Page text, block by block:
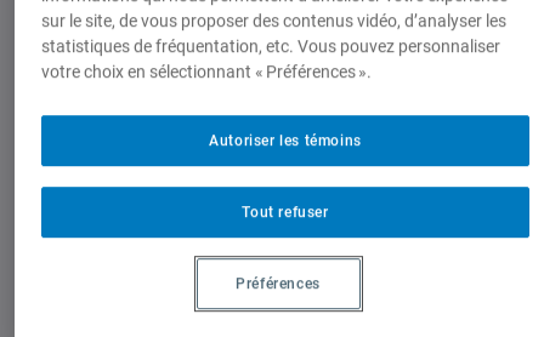
Le journalisme contemporain face au
raz-de-marée de la désinformation en
Regards de l'IEIM - Zora Ait El Machkouri est candidate
au doctorat en communication, 19 janvier 2026
sur le site, de vous proposer des contenus vidéo, d’analyser les
statistiques de fréquentation, etc. Vous pouvez personnaliser
votre choix en sélectionnant « Préférences ».
Tout refuser
Autoriser les témoins
Préférences